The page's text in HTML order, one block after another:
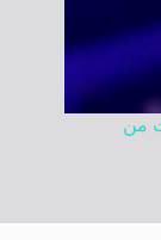
من